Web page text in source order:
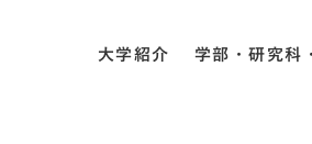
大学紹介 学部・研究科